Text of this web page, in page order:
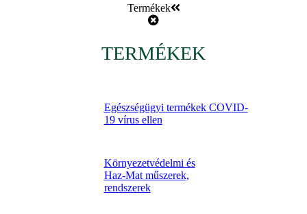
Termékek
TERMÉKEK
Egészségügyi termékek COVID-
19 vírus ellen
Környezetvédelmi és
Haz-Mat műszerek,
rendszerek